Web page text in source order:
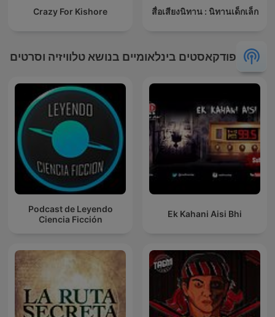
สื่อเสียงนิทาน : นิทานเด็กเล็ก
Crazy For Kishore
פודקאסטים בינלאומיים בנושא טלוויזיה וסרטים
Ek Kahani Aisi Bhi
Podcast de Leyendo
Ciencia Ficción